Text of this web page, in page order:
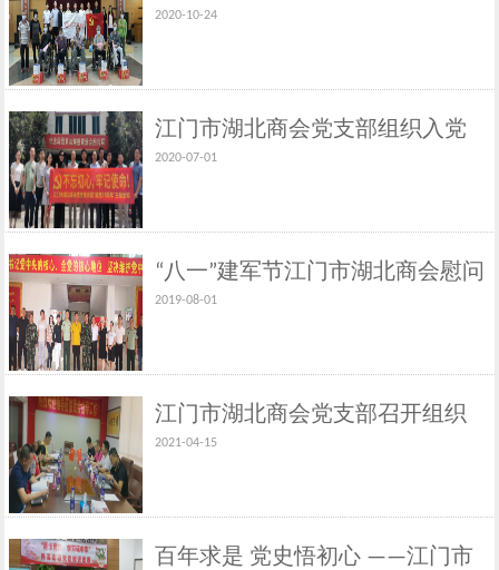
展“党员送真情，温暖重阳节”主题
2020-10-24
江门市湖北商会党支部组织入党
积极分子参观周总理纪念馆
2020-07-01
“八一”建军节江门市湖北商会慰问
武警支队全体官兵
2019-08-01
江门市湖北商会党支部召开组织
生活会暨中共党史学习会
2021-04-15
百年求是 党史悟初心 ——江门市